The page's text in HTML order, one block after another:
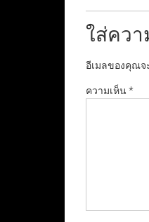
ใส่ควา
อีเมลของคุณจ
ความเห็น*